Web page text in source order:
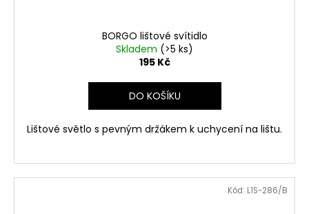
BORGO lištové svítidlo
Skladem (>5 ks)
195 Kč
DO KOŠÍKU
Lištové světlo s pevným držákem k uchycení na lištu.
Kód: L1S-286/B